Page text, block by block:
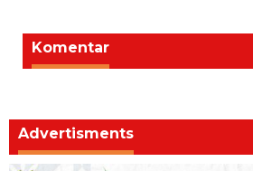
Komentar
Advertisments